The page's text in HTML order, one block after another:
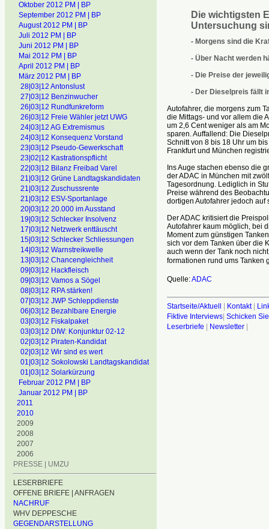
Oktober 2012 PM | BP
September 2012 PM | BP
August 2012 PM | BP
Juli 2012 PM | BP
Juni 2012 PM | BP
Mai 2012 PM | BP
April 2012 PM | BP
März 2012 PM | BP
28|03|12 Antonslust
27|03|12 Benzinwucher
26|03|12 Rundfunkreform
26|03|12 Freie Wähler jetzt UWG
24|03|12 AG Extremismus
24|03|12 Konsequenz Vorstand
23|03|12 Pseudo-Gewerkschaft
23|02|12 Kastrationspflicht
22|03|12 Bilanz Freibad Varel
21|03|12 Grüne Landtagskandidaten
21|03|12 Zuschussrente
21|03|12 ESV-Sportanlage
20|03|12 20.000 im Ausstand
19|03|12 Schlecker Insolvenz
17|03|12 Netzwerk enttäuscht
15|03|12 Schlecker Schliessungen
14|03|12 Warnstreikwelle
13|03|12 Chancengleichheit
09|03|12 Hackfleisch
09|03|12 Vamos a Sögel
08|03|12 RPA stärken!
07|03|12 JWP Schleppdienste
06|03|12 Bezahlbare Energie
03|03|12 Fiskalpaket
03|03|12 DIW: Konjunktur 02-12
02|03|12 Piraten-Kandidat
02|03|12 Wir sind es wert
01|03|12 Sokolowski Landtagskandidat
01|03|12 Solarkürzung
Februar 2012 PM | BP
Januar 2012 PM | BP
2011
2010
2009
2008
2007
2006
PRESSE | UMZU
LESERBRIEFE
OFFENE BRIEFE | ANFRAGEN
NACHRUF
WHV DEPPESCHE
GEGENDARSTELLUNG
Die wichtigsten
Untersuchung
- Morgens sind die
- Über Nacht werden
- Die Preise der
- Der Dieselpreis fällt
Autofahrer, die morgens zum
die Mittags- und vor allem die
um 2,6 Cent weniger als am
sparen. Auffallend: Die
Schnitt von 8 bis 18 Uhr um
Frankfurt und München
Ins Auge stachen ebenso die
der ADAC in München mit
Tagesordnung. Lediglich in
Preise während des
dortigen Autofahrer jedoch auf
Der ADAC kritisiert die
Autofahrer kaum möglich, bei
Moment zum günstigen
sich vor dem Tanken über die
auch wenn der Tank noch
formationen rund ums Tanken
Quelle:ADAC
Startseite/Aktuell Kontakt|
Fiktive Interviews| Schicken
Leserbriefe
Newsletter|